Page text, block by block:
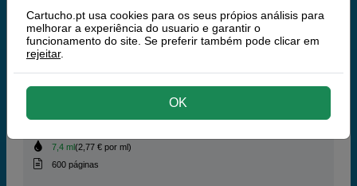
Lexmark 100XL (Lexmark 14N1070) tinteiro
magenta
7,4 ml(2,77 € por ml)
600 páginas
Cartucho.pt usa cookies para os seus própios análisis para
melhorar a experiência do usuario e garantir o
funcionamento do site. Se preferir também pode clicar em
rejeitar.
OK